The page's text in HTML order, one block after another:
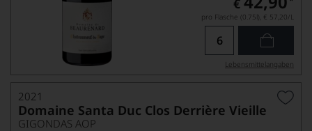
€
pro Flasche (0.75l), € 57,20/L
Lebensmittel­angaben
2021
Domaine Santa Duc Clos Derrière Vieille
GIGONDAS AOP